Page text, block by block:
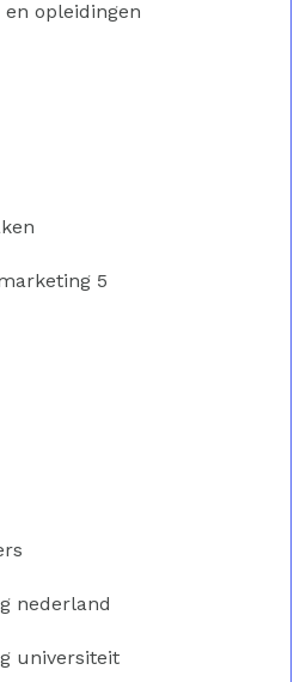
opleidingen
5
nederland
universiteit